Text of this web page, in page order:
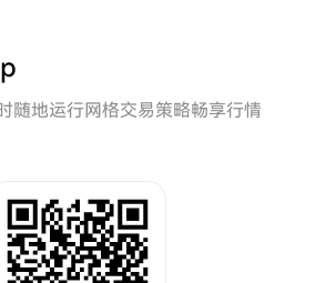
随地运行网格交易策略畅享行情